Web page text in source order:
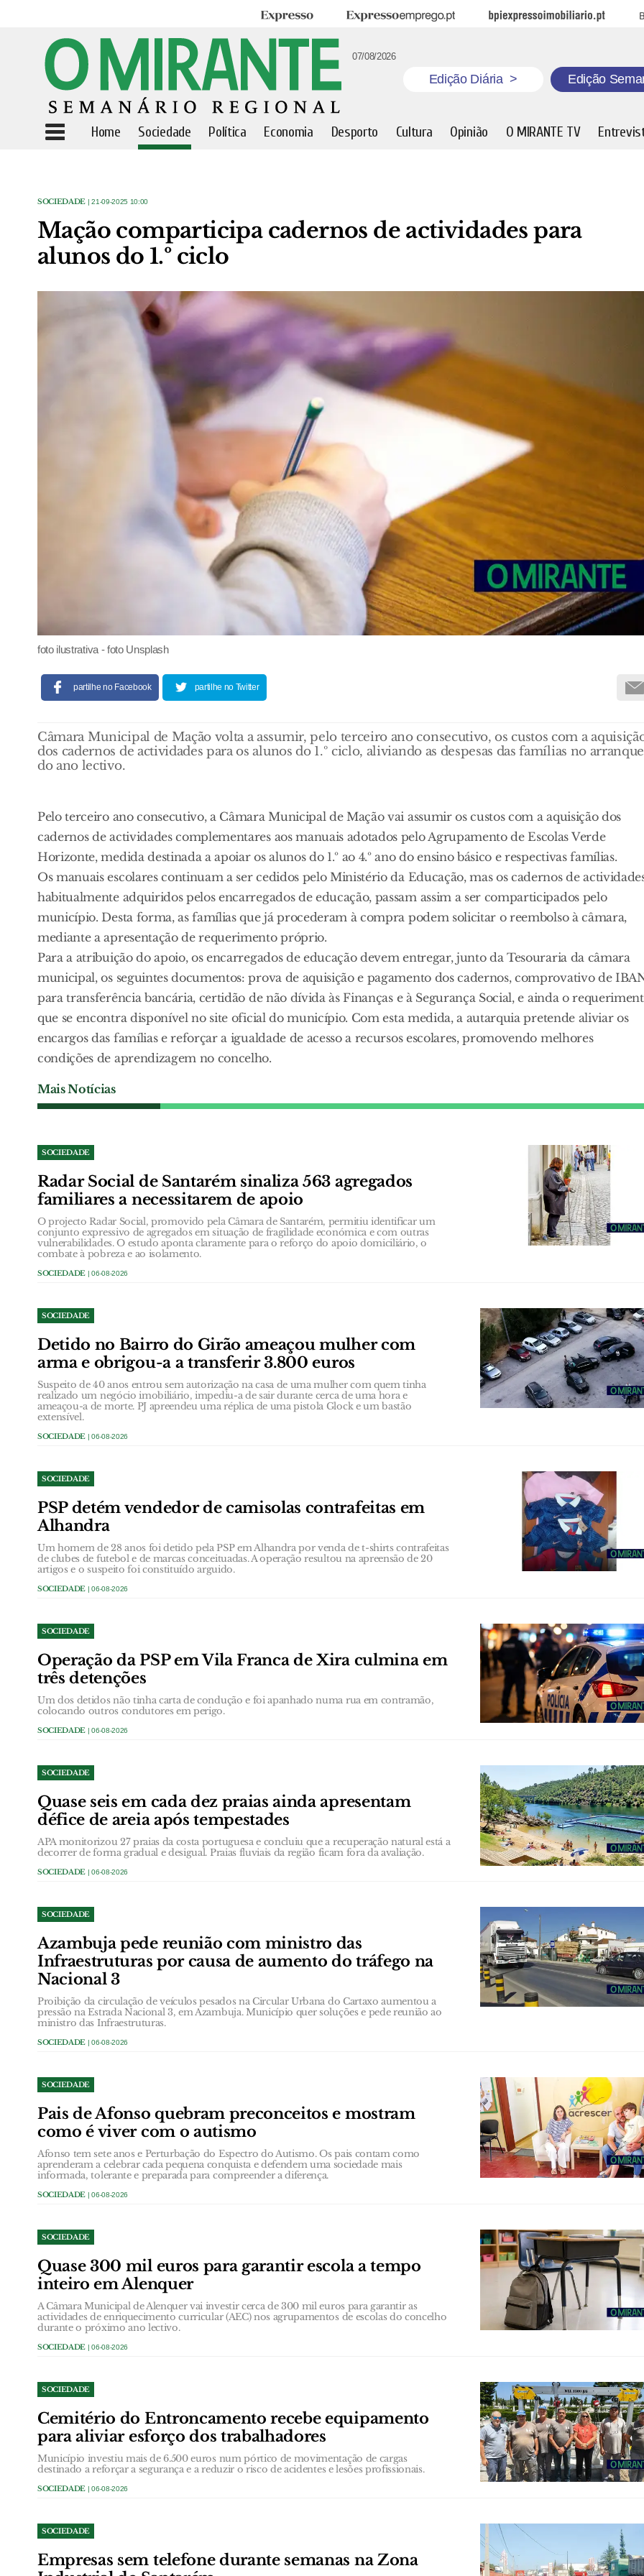
Expresso Expresso Emprego BPI Expresso Imobiliário
07/08/2026
Edição Diária > Edição
Home Sociedade Política Economia Desporto Cultura Opinião O MIRANTE TV
SOCIEDADE | 21-09-2025 10:00
Mação comparticipa cadernos de actividades para
alunos do 1.º ciclo
foto ilustrativa - foto Unsplash
partilhe no Facebook partilhe no Twitter
Câmara Municipal de Mação volta a assumir, pelo terceiro ano consecutivo, os custos com a
dos cadernos de actividades para os alunos do 1.º ciclo, aliviando as despesas das famílias no arranque
do ano lectivo.
Pelo terceiro ano consecutivo, a Câmara Municipal de Mação vai assumir os custos com a aquisição dos
cadernos de actividades complementares aos manuais adotados pelo Agrupamento de Escolas Verde
Horizonte, medida destinada a apoiar os alunos do 1.º ao 4.º ano do ensino básico e respectivas famílias.
Os manuais escolares continuam a ser cedidos pelo Ministério da Educação, mas os cadernos de
habitualmente adquiridos pelos encarregados de educação, passam assim a ser comparticipados pelo
município. Desta forma, as famílias que já procederam à compra podem solicitar o reembolso à câmara,
mediante a apresentação de requerimento próprio.
Para a atribuição do apoio, os encarregados de educação devem entregar, junto da Tesouraria da câmara
municipal, os seguintes documentos: prova de aquisição e pagamento dos cadernos, comprovativo de
para transferência bancária, certidão de não dívida às Finanças e à Segurança Social, e ainda o
que se encontra disponível no site oficial do município. Com esta medida, a autarquia pretende aliviar os
encargos das famílias e reforçar a igualdade de acesso a recursos escolares, promovendo melhores
condições de aprendizagem no concelho.
Mais Notícias
SOCIEDADE
Radar Social de Santarém sinaliza 563 agregados
familiares a necessitarem de apoio
O projecto Radar Social, promovido pela Câmara de Santarém, permitiu identificar um
conjunto expressivo de agregados em situação de fragilidade económica e com outras
vulnerabilidades. O estudo aponta claramente para o reforço do apoio domiciliário, o
combate à pobreza e ao isolamento.
SOCIEDADE | 06-08-2026
SOCIEDADE
Detido no Bairro do Girão ameaçou mulher com
arma e obrigou-a a transferir 3.800 euros
Suspeito de 40 anos entrou sem autorização na casa de uma mulher com quem tinha
realizado um negócio imobiliário, impediu-a de sair durante cerca de uma hora e
ameaçou-a de morte. PJ apreendeu uma réplica de uma pistola Glock e um bastão
extensível.
SOCIEDADE | 06-08-2026
SOCIEDADE
PSP detém vendedor de camisolas contrafeitas em
Alhandra
Um homem de 28 anos foi detido pela PSP em Alhandra por venda de t-shirts contrafeitas
de clubes de futebol e de marcas conceituadas. A operação resultou na apreensão de 20
artigos e o suspeito foi constituído arguido.
SOCIEDADE | 06-08-2026
SOCIEDADE
Operação da PSP em Vila Franca de Xira culmina em
três detenções
Um dos detidos não tinha carta de condução e foi apanhado numa rua em contramão,
colocando outros condutores em perigo.
SOCIEDADE | 06-08-2026
SOCIEDADE
Quase seis em cada dez praias ainda apresentam
défice de areia após tempestades
APA monitorizou 27 praias da costa portuguesa e concluiu que a recuperação natural está a
decorrer de forma gradual e desigual. Praias fluviais da região ficam fora da avaliação.
SOCIEDADE | 06-08-2026
SOCIEDADE
Azambuja pede reunião com ministro das
Infraestruturas por causa de aumento do tráfego na
Nacional 3
Proibição da circulação de veículos pesados na Circular Urbana do Cartaxo aumentou a
pressão na Estrada Nacional 3, em Azambuja. Município quer soluções e pede reunião ao
ministro das Infraestruturas.
SOCIEDADE | 06-08-2026
SOCIEDADE
Pais de Afonso quebram preconceitos e mostram
como é viver com o autismo
Afonso tem sete anos e Perturbação do Espectro do Autismo. Os pais contam como
aprenderam a celebrar cada pequena conquista e defendem uma sociedade mais
informada, tolerante e preparada para compreender a diferença.
SOCIEDADE | 06-08-2026
SOCIEDADE
Quase 300 mil euros para garantir escola a tempo
inteiro em Alenquer
A Câmara Municipal de Alenquer vai investir cerca de 300 mil euros para garantir as
actividades de enriquecimento curricular (AEC) nos agrupamentos de escolas do concelho
durante o próximo ano lectivo.
SOCIEDADE | 06-08-2026
SOCIEDADE
Cemitério do Entroncamento recebe equipamento
para aliviar esforço dos trabalhadores
Município investiu mais de 6.500 euros num pórtico de movimentação de cargas
destinado a reforçar a segurança e a reduzir o risco de acidentes e lesões profissionais.
SOCIEDADE | 06-08-2026
SOCIEDADE
Empresas sem telefone durante semanas na Zona